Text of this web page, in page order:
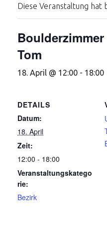
Diese Veranstaltung
Tom
18. April @ 12:00 - 18:00
DETAILS
Datum:
18. April
Zeit:
12:00 - 18:00
Veranstaltungskatego
rie:
Bezirk